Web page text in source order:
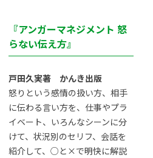
『アンガーマネジメント 怒
らない伝え方』
戸田久実著 かんき出版
怒りという感情の扱い方、相手
に伝わる言い方を、仕事やプラ
イベート、いろんなシーンに分
けて、状況別のセリフ、会話を
紹介して、○と×で明快に解説